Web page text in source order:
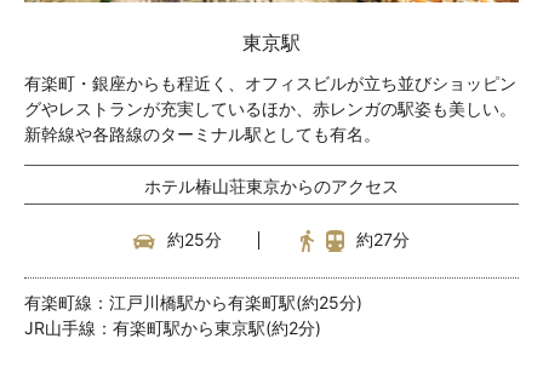
東京駅
有楽町・銀座からも程近く、オフィスビルが立ち並びショッピン
グやレストランが充実しているほか、赤レンガの駅姿も美しい。
新幹線や各路線のターミナル駅としても有名。
ホテル椿山荘東京からのアクセス
約25分 約27分
有楽町線：江戸川橋駅から有楽町駅(約25分)
JR山手線：有楽町駅から東京駅(約2分)